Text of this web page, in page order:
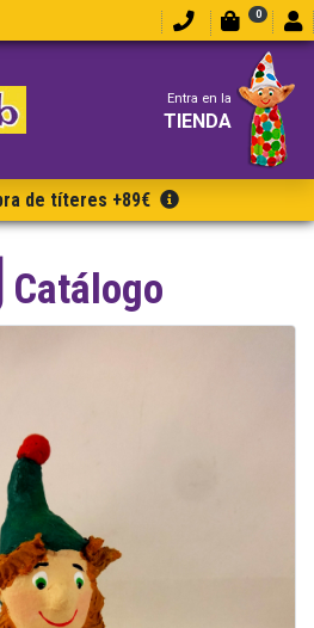
0
Entra en la
TIENDA
de títeres +89€
Catálogo